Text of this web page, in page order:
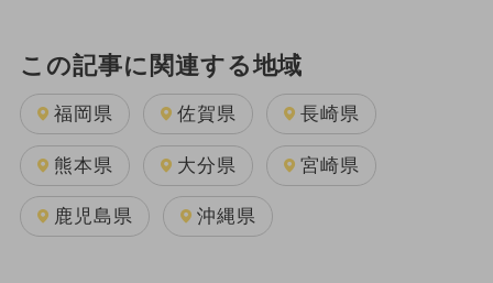
この記事に関連する地域
福岡県 佐賀県 長崎県
熊本県 大分県 宮崎県
鹿児島県 沖縄県